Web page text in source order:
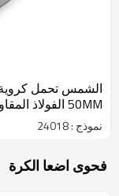
50MM الفولاذ المقاوم للصدأ
نموذج : 24018
فحوى اضعا الكرة